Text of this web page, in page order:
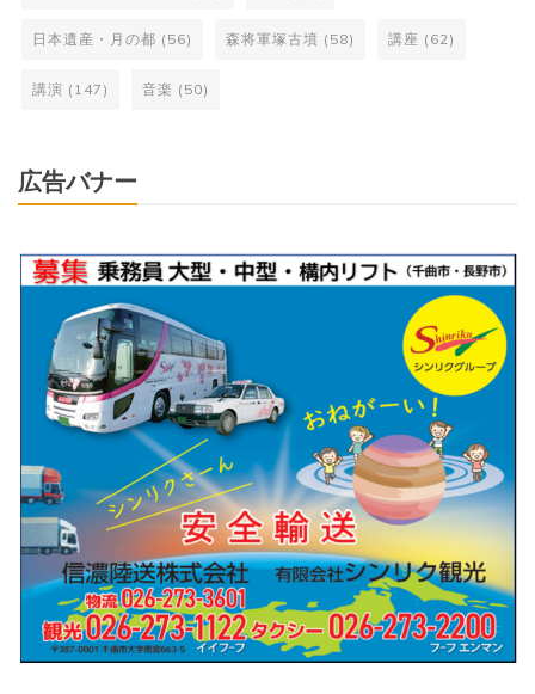
日本遺産・月の都 (56) 森将軍塚古墳 (58) 講座 (62)
講演 (147) 音楽 (50)
広告バナー